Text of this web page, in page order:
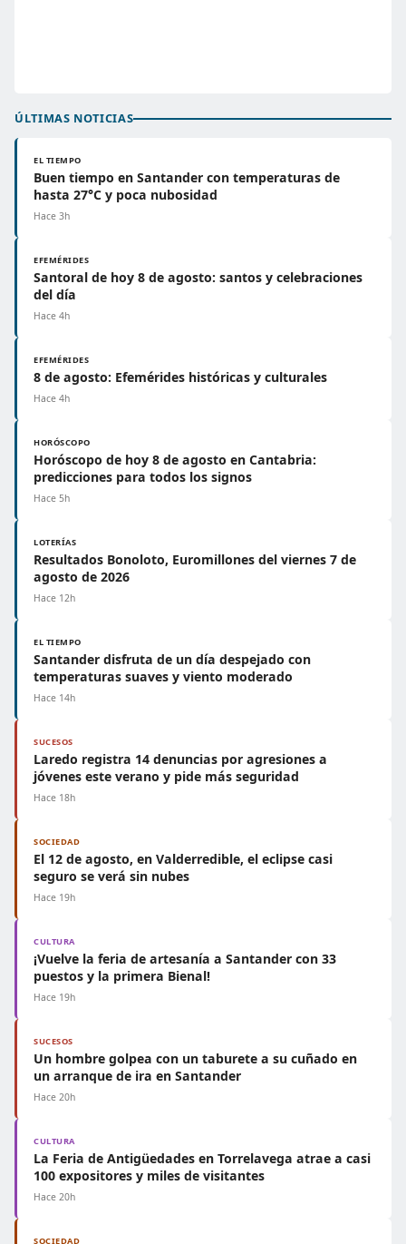
ÚLTIMAS NOTICIAS
EL TIEMPO
Buen tiempo en Santander con temperaturas de
hasta 27°C y poca nubosidad
Hace 3h
EFEMÉRIDES
Santoral de hoy 8 de agosto: santos y celebraciones
del día
Hace 4h
EFEMÉRIDES
8 de agosto: Efemérides históricas y culturales
Hace 4h
HORÓSCOPO
Horóscopo de hoy 8 de agosto en Cantabria:
predicciones para todos los signos
Hace 5h
LOTERÍAS
Resultados Bonoloto, Euromillones del viernes 7 de
agosto de 2026
Hace 12h
EL TIEMPO
Santander disfruta de un día despejado con
temperaturas suaves y viento moderado
Hace 14h
SUCESOS
Laredo registra 14 denuncias por agresiones a
jóvenes este verano y pide más seguridad
Hace 18h
SOCIEDAD
El 12 de agosto, en Valderredible, el eclipse casi
seguro se verá sin nubes
Hace 19h
CULTURA
¡Vuelve la feria de artesanía a Santander con 33
puestos y la primera Bienal!
Hace 19h
SUCESOS
Un hombre golpea con un taburete a su cuñado en
un arranque de ira en Santander
Hace 20h
CULTURA
La Feria de Antigüedades en Torrelavega atrae a casi
100 expositores y miles de visitantes
Hace 20h
SOCIEDAD